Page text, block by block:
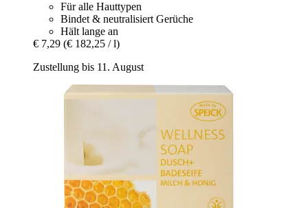
Für alle Hauttypen
Bindet & neutralisiert Gerüche
Hält lange an
€ 7,29 (€ 182,25 / l)
Zustellung bis 11. August